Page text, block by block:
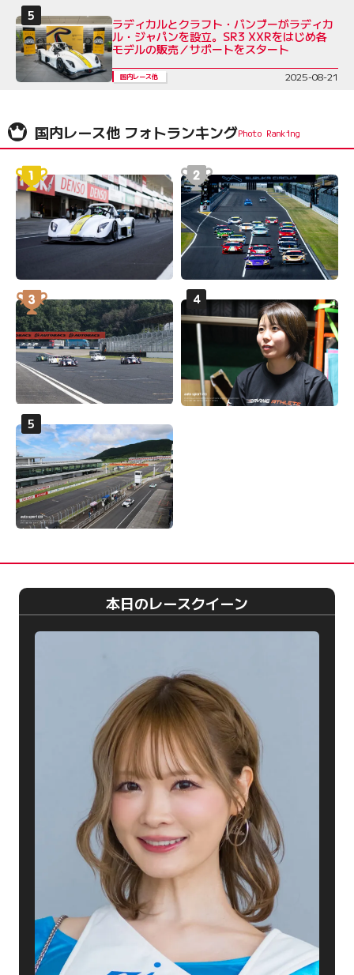
ラディカルとクラフト・バンブーがラディカ
ル・ジャパンを設立。SR3 XXRをはじめ各
モデルの販売／サポートをスタート
国内レース他 2025-08-21
国内レース他 フォトランキング
本日のレースクイーン